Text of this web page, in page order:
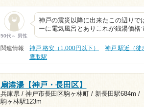
50代～ 男性
神戸の震災以降に出来たこの辺りで
ーに電気風呂とありこれが銭湯価
関連情報 神戸 格安（1,000円以下） 神戸 駅近（徒
鷹取駅
扇港湯【神戸・長田区】
兵庫県 / 神戸市長田区駒ヶ林町 / 新長田駅684m /
駒ヶ林駅123m